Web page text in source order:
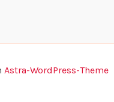
Astra-WordPress-Theme